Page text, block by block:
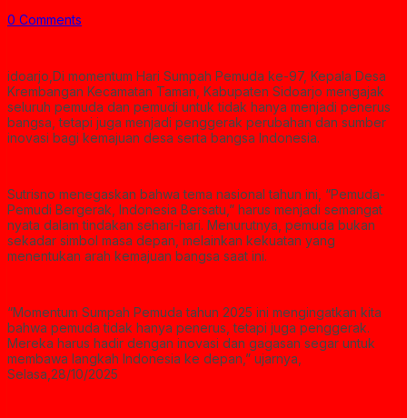
0 Comments
idoarjo,Di momentum Hari Sumpah Pemuda ke-97, Kepala Desa
Krembangan Kecamatan Taman, Kabupaten Sidoarjo mengajak
seluruh pemuda dan pemudi untuk tidak hanya menjadi penerus
bangsa, tetapi juga menjadi penggerak perubahan dan sumber
inovasi bagi kemajuan desa serta bangsa Indonesia.
Sutrisno menegaskan bahwa tema nasional tahun ini, “Pemuda-
Pemudi Bergerak, Indonesia Bersatu,” harus menjadi semangat
nyata dalam tindakan sehari-hari. Menurutnya, pemuda bukan
sekadar simbol masa depan, melainkan kekuatan yang
menentukan arah kemajuan bangsa saat ini.
“Momentum Sumpah Pemuda tahun 2025 ini mengingatkan kita
bahwa pemuda tidak hanya penerus, tetapi juga penggerak.
Mereka harus hadir dengan inovasi dan gagasan segar untuk
membawa langkah Indonesia ke depan,” ujarnya,
Selasa,28/10/2025